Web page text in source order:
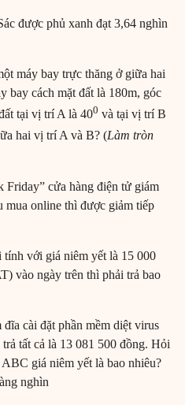
được phủ xanh đạt 3,64 nghìn
máy bay trực thăng ở giữa hai
bay cách mặt đất là 180m, góc
tại vị trí A là 400 và tại vị trí B
hai vị trí A và B? (Làm tròn
cửa hàng điện tử giám
mua online thì được giảm tiếp
với giá niêm yết là 15 000
vào ngày trên thì phải trả bao
cài đặt phần mềm diệt virus
tất cả là 13 081 500 đồng. Hỏi
giá niêm yết là bao nhiêu?
nghìn